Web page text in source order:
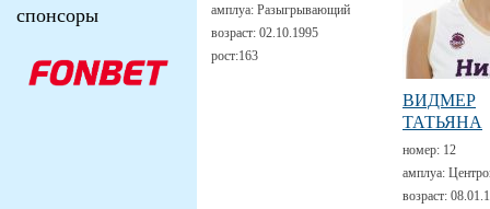
амплуа: Разыгрывающий
возраст: 02.10.1995
рост:163
ВИДМЕР
ТАТЬЯНА
номер: 12
амплуа:
возраст:
спонсоры